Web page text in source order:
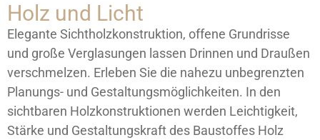
Holz und Licht
Elegante Sichtholzkonstruktion, offene Grundrisse
und große Verglasungen lassen Drinnen und Draußen
verschmelzen. Erleben Sie die nahezu unbegrenzten
Planungs- und Gestaltungsmöglichkeiten. In den
sichtbaren Holzkonstruktionen werden Leichtigkeit,
Stärke und Gestaltungskraft des Baustoffes Holz